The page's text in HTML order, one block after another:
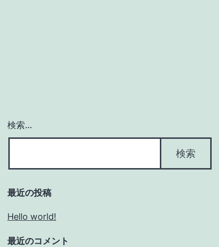
検索…
最近の投稿
Hello world!
最近のコメント